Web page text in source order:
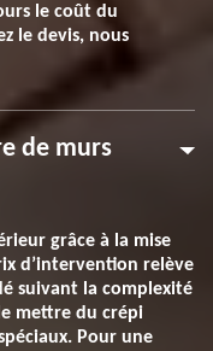
le coût du
le devis, nous
de murs
grâce à la mise
d’intervention relève
suivant la complexité
mettre du crépi
Pour une